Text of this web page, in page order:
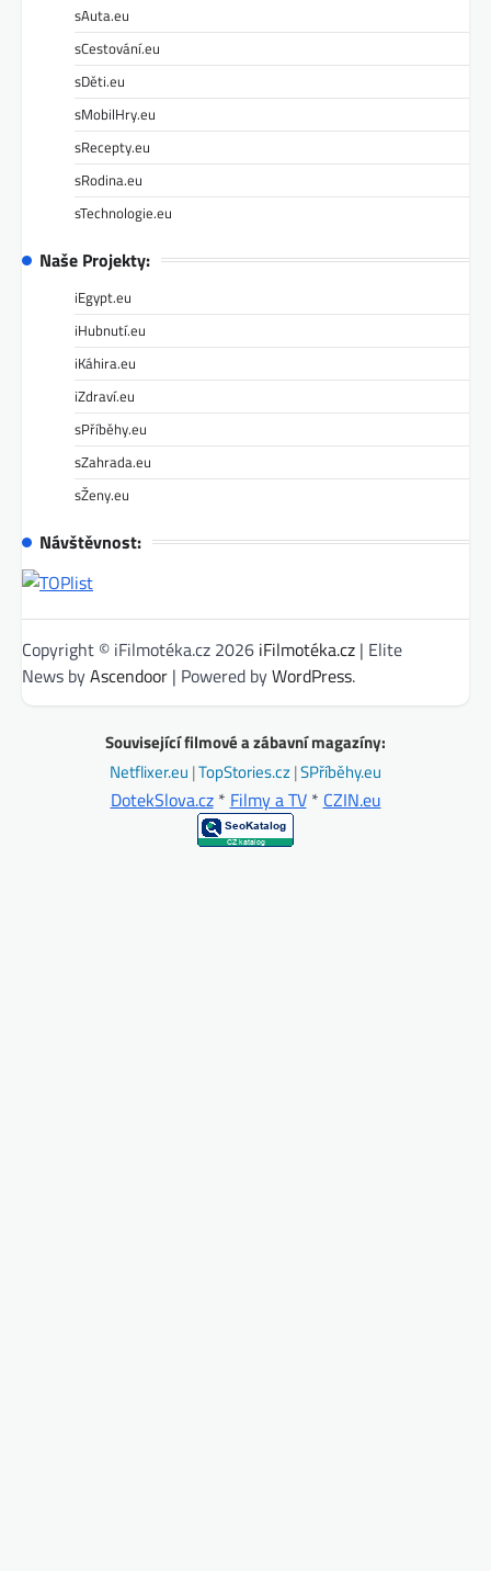
sAuta.eu
sCestování.eu
sDěti.eu
sMobilHry.eu
sRecepty.eu
sRodina.eu
sTechnologie.eu
Naše Projekty:
iEgypt.eu
iHubnutí.eu
iKáhira.eu
iZdraví.eu
sPříběhy.eu
sZahrada.eu
sŽeny.eu
Návštěvnost:
Copyright © iFilmotéka.cz 2026 iFilmotéka.cz | Elite
News byAscendoor | Powered byWordPress.
Související filmové a zábavní magazíny:
Netflixer.eu |TopStories.cz|SPříběhy.eu
DotekSlova.cz* Filmy a TV* CZIN.eu